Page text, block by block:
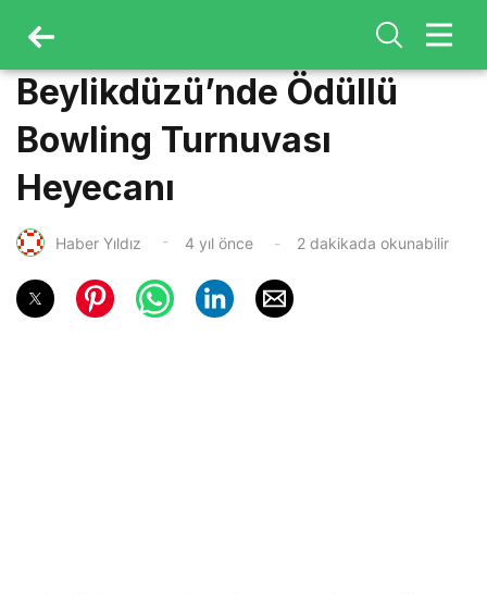
Beylikdüzü’nde Ödüllü
Bowling Turnuvası
Heyecanı
Haber Yıldız 4 yıl önce 2 dakikada okunabilir